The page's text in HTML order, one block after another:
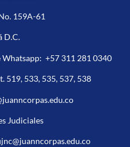
159A-61
D.C.
Whatsapp: +57 311 281 0340
519, 533, 535, 537, 538
Judiciales